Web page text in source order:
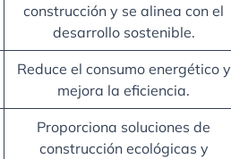
construcción y se alinea con el
desarrollo sostenible.
Reduce el consumo energético y
mejora la eficiencia.
Proporciona soluciones de
construcción ecológicas y